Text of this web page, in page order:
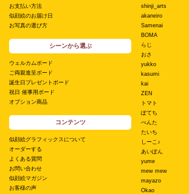
お支払い方法
似顔絵のお届け日
お写真の選び方
シーンから選ぶ
ウェルカムボード
ご両親進呈ボード
誕生日プレゼントボード
祝日 催事用ボード
オプション商品
コンテンツ
似顔絵グラフィックスについて
オーダーする
よくある質問
お問い合わせ
似顔絵マガジン
お客様の声
shinji_arts
akaneiro
Samenai
BOMA
らじ
おさ
yukko
kasumi
kai
ZEN
トマト
ぽてち
ぺんた
たいち
しーこ♪
あいぽん
yume
mew mew
mayazo
Okao